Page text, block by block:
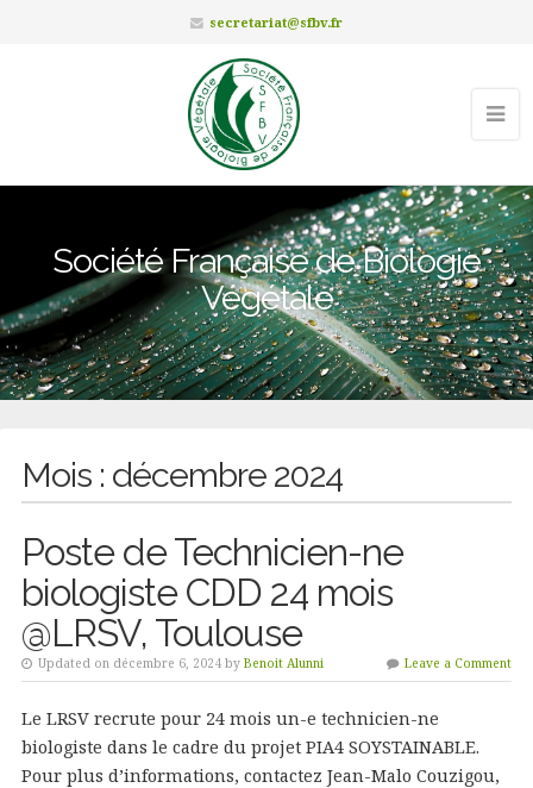
secretariat@sfbv.fr
Société Française de Biologie
Végétale
Mois : décembre 2024
Poste de Technicien-ne
biologiste CDD 24 mois
@LRSV, Toulouse
Updated on décembre 6, 2024 by Benoit Alunni Leave a Comment
Le LRSV recrute pour 24 mois un-e technicien-ne
biologiste dans le cadre du projet PIA4 SOYSTAINABLE.
Pour plus d’informations, contactez Jean-Malo Couzigou,